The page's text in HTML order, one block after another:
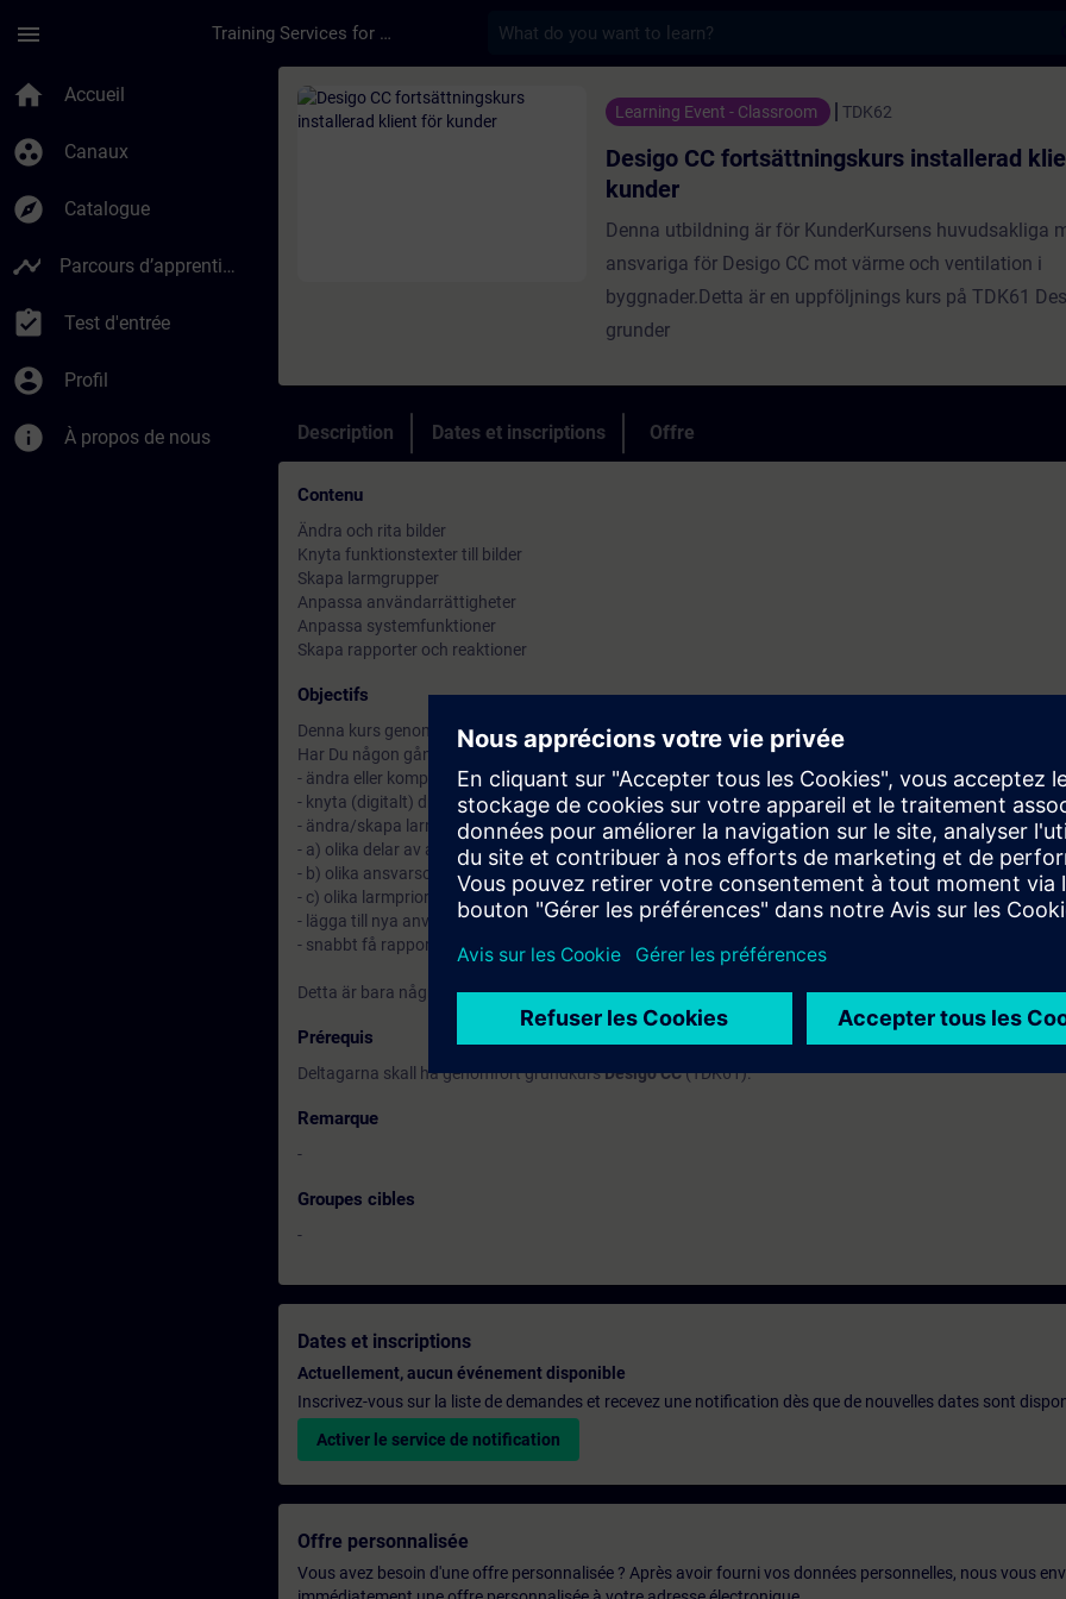
menu Training Services for Digital Industries
home Accueil
group_work Canaux
explore Catalogue
timeline Parcours d’apprentissage
assignment_turned_in Test d'entrée
account_circle Profil
info À propos de nous
Cours - Desigo CC fortsättningskurs installerad klient för
Learning Event - Classroom TDK62
Desigo CC fortsättningskurs installerad
kunder
Denna utbildning är för KunderKursens huvudsakliga
ansvariga för Desigo CC mot värme och ventilation i
byggnader.Detta är en uppföljnings kurs på TDK61
grunder
Description Dates et inscriptions Offre
Contenu
Ändra och rita bilder
Knyta funktionstexter till bilder
Skapa larmgrupper
Anpassa användarrättigheter
Anpassa systemfunktioner
Skapa rapporter och reaktioner
Objectifs
Denna kurs genomför i Desigo CCs installerad client
Har Du någon gång haft behov av att
- ändra eller komplettera flödesbilder
- knyta (digitalt) driftkort/funktionsbeskrivning till flödesbild
- ändra/skapa larmstyrningar från
- a) olika delar av anläggningen
- b) olika ansvarsområden
- c) olika larmprioriteter
- lägga till nya användare i Desigo CC, eller ändra användarrättigheter på befintliga användare
- snabbt få rapporter om driftstatus i olika anläggningsdelar
Detta är bara några av de funktioner som du får lära dig på den här fortsättningskursen.
Prérequis
Deltagarna skall ha genomfört grundkursDesigo CC(TDK61).
Remarque
-
Groupes cibles
-
Dates et inscriptions
Actuellement, aucun événement disponible
Inscrivez-vous sur la liste de demandes et recevez une notification dès que de nouvelles dates sont
Activer le service de notification
Offre personnalisée
Vous avez besoin d'une offre personnalisée ? Après avoir fourni vos données personnelles, nous vous